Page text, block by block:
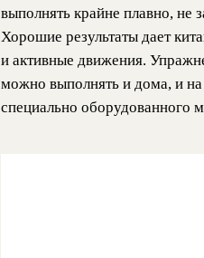
выполнять крайне плавно, не
Хорошие результаты дает
и активные движения.
можно выполнять и дома, и на
специально оборудованного